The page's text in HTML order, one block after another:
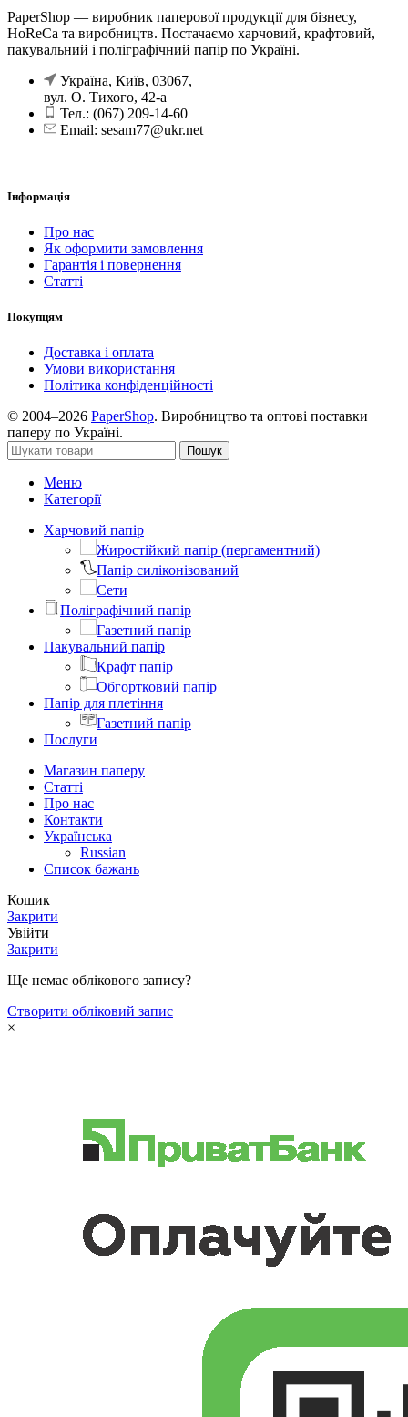
PaperShop — виробник паперової продукції для бізнесу,
HoReCa та виробництв. Постачаємо харчовий, крафтовий,
пакувальний і поліграфічний папір по Україні.
Україна, Київ, 03067,
вул. О. Тихого, 42-а
Тел.: (067) 209-14-60
Email: sesam77@ukr.net
Інформація
Про нас
Як оформити замовлення
Гарантія і повернення
Статті
Покупцям
Доставка і оплата
Умови використання
Політика конфіденційності
© 2004–2026 PaperShop. Виробництво та оптові поставки
паперу по Україні.
Пошук
Меню
Категорії
Харчовий папір
Жиростійкий папір (пергаментний)
Папір силіконізований
Сети
Поліграфічний папір
Газетний папір
Пакувальний папір
Крафт папір
Обгортковий папір
Папір для плетіння
Газетний папір
Послуги
Магазин паперу
Статті
Про нас
Контакти
Українська
Russian
Список бажань
Кошик
Закрити
Увійти
Закрити
Ще немає облікового запису?
Створити обліковий запис
×